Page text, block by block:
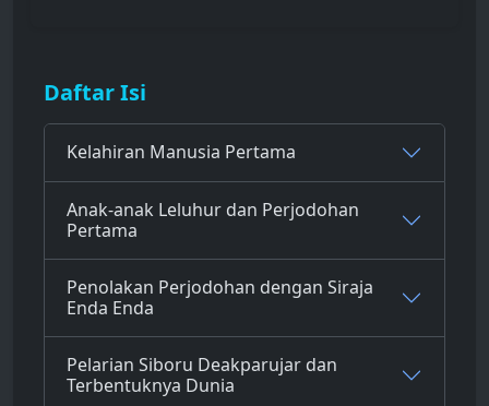
Daftar Isi
Kelahiran Manusia Pertama
Anak-anak Leluhur dan Perjodohan
Pertama
Penolakan Perjodohan dengan Siraja
Enda Enda
Pelarian Siboru Deakparujar dan
Terbentuknya Dunia